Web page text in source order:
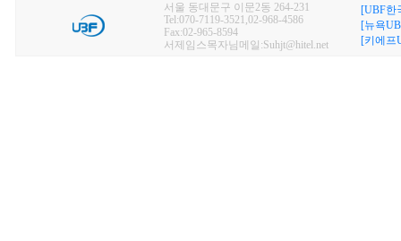
서울 동대문구 이문2동 264-231
Tel:070-7119-3521,02-968-4586
Fax:02-965-8594
서제임스목자님메일:Suhjt@hitel.net
[UBF한
[뉴욕
[키에프